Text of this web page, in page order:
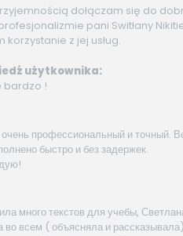
dołączam się do
pani Switłany
korzystanie z jej usług.
użytkownika:
bardzo !
профессиональный и точный.
быстро и без задержек.
много текстов для учебы,
во всем ( объясняла и